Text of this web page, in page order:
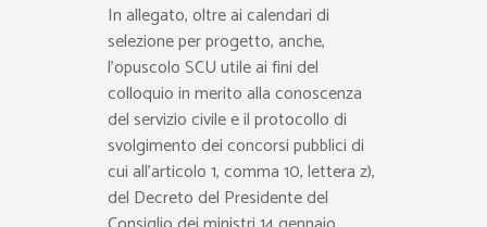
In allegato, oltre ai calendari di
selezione per progetto, anche,
l’opuscolo SCU utile ai fini del
colloquio in merito alla conoscenza
del servizio civile e il protocollo di
svolgimento dei concorsi pubblici di
cui all’articolo 1, comma 10, lettera z),
del Decreto del Presidente del